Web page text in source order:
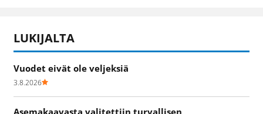
LUKIJALTA
Vuodet eivät ole veljeksiä
3.8.2026
Asemakaavasta valitettiin turvallisen